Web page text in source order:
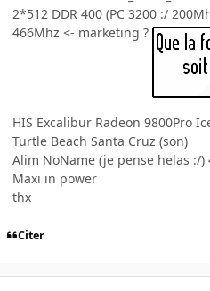
2*512 DDR 400 (PC 3200 :/
466Mhz <- marketing ?
HIS Excalibur Radeon 9800Pro
Turtle Beach Santa Cruz (son)
Alim NoName (je pense helas :/)
Maxi in power
thx
Citer